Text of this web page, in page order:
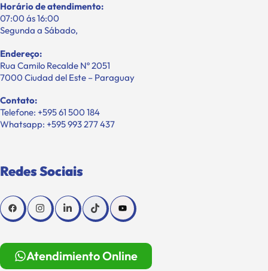
Horário de atendimento:
07:00 ás 16:00
Segunda a Sábado,
Endereço:
Rua Camilo Recalde Nº 2051
7000 Ciudad del Este – Paraguay
Contato:
Telefone: +595 61 500 184
Whatsapp: +595 993 277 437
Redes Sociais
Atendimiento Online